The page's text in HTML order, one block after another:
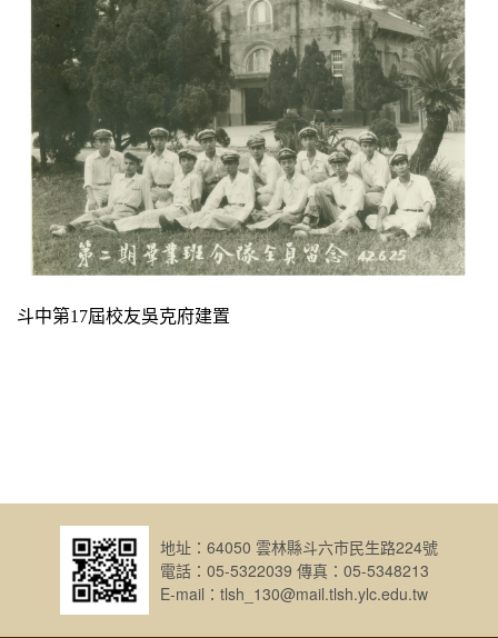
斗中第17屆校友吳克府建置
地址：64050 雲林縣斗六市民生路224號
電話：05-5322039 傳真：05-5348213
E-mail：tlsh_130@mail.tlsh.ylc.edu.tw